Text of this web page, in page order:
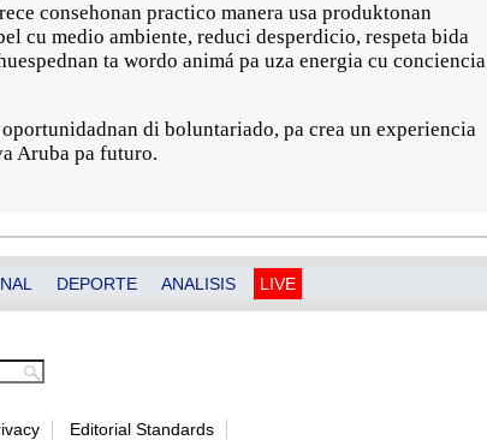
consehonan practico manera usa produktonan
cu medio ambiente, reduci desperdicio, respeta bida
ta wordo animá pa uza energia cu conciencia
di boluntariado, pa crea un experiencia
Aruba pa futuro.
DEPORTE ANALISIS LIVE
Editorial Standards